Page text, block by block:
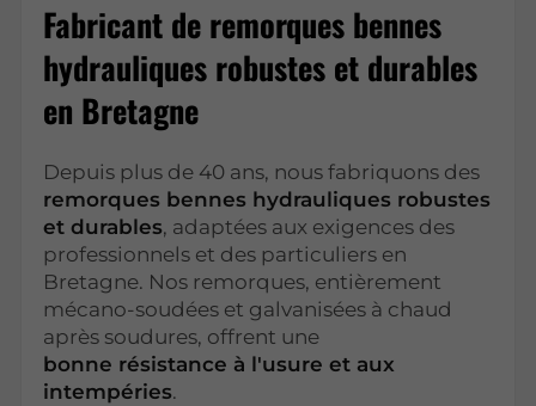
Fabricant de remorques bennes
hydrauliques robustes et durables
en Bretagne
Depuis plus de 40 ans, nous fabriquons des
remorques bennes hydrauliques robustes
et durables, adaptées aux exigences des
professionnels et des particuliers en
Bretagne. Nos remorques, entièrement
mécano-soudées et galvanisées à chaud
après soudures, offrent une
bonne résistance à l'usure et aux
intempéries.